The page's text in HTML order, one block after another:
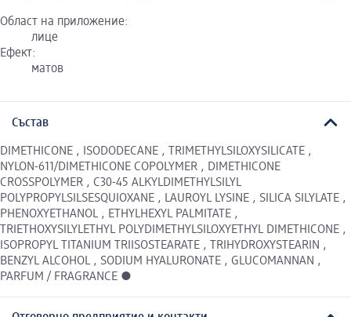
Област на приложение:
лице
Ефект:
матов
Състав
DIMETHICONE , ISODODECANE , TRIMETHYLSILOXYSILICATE ,
NYLON-611/DIMETHICONE COPOLYMER , DIMETHICONE
CROSSPOLYMER , C30-45 ALKYLDIMETHYLSILYL
POLYPROPYLSILSESQUIOXANE , LAUROYL LYSINE , SILICA SILYLATE ,
PHENOXYETHANOL , ETHYLHEXYL PALMITATE ,
TRIETHOXYSILYLETHYL POLYDIMETHYLSILOXYETHYL DIMETHICONE ,
ISOPROPYL TITANIUM TRIISOSTEARATE , TRIHYDROXYSTEARIN ,
BENZYL ALCOHOL , SODIUM HYALURONATE , GLUCOMANNAN ,
PARFUM / FRAGRANCE ●